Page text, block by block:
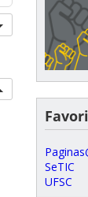
SeTIC
UFSC